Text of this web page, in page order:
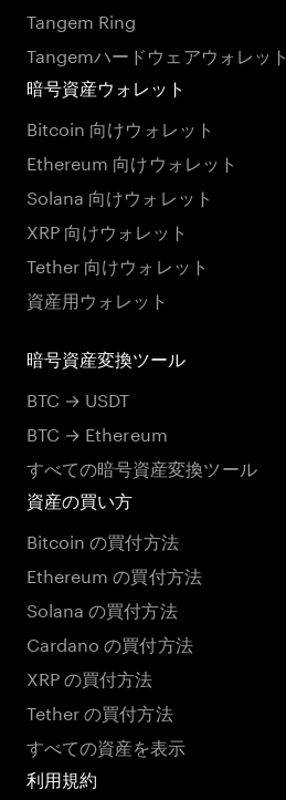
Tangem Ring
Tangemハードウェアウォレット
暗号資産ウォレット
Bitcoin 向けウォレット
Ethereum 向けウォレット
Solana 向けウォレット
XRP 向けウォレット
Tether 向けウォレット
資産用ウォレット
暗号資産変換ツール
BTC → USDT
BTC → Ethereum
すべての暗号資産変換ツール
資産の買い方
Bitcoin の買付方法
Ethereum の買付方法
Solana の買付方法
Cardano の買付方法
XRP の買付方法
Tether の買付方法
すべての資産を表示
利用規約